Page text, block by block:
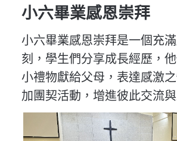
小六畢業感恩崇拜
小六畢業感恩崇拜是一個充
刻，學生們分享成長經歷，
小禮物獻給父母，表達感激
加團契活動，增進彼此交流與